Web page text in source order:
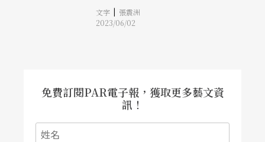
文字 | 張震洲
2023/06/02
免費訂閱PAR電子報，獲取更多藝文資
訊！